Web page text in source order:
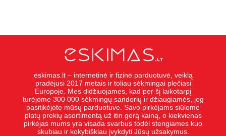
eskimas.lt – internetinė ir fizinė parduotuvė, veiklą
pradėjusi 2017 metais ir toliau sėkmingai plečiasi
Europoje. Mes didžiuojames, kad per šį laikotarpį
turėjome 300 000 sėkmingų sandorių ir džiaugiamės, jog
pasitikėjote mūsų parduotuve. Savo pirkėjams siūlome
platų prekių asortimentą už itin gerą kainą, o kiekvienas
pirkėjas mums yra visada svarbus todėl stengiames kuo
skubiau ir kokybiškiau įvykdyti Jūsų užsakymus.